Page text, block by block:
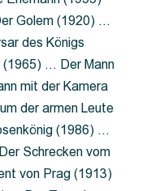
Golem (1920) …
des Königs
… Der Mann
mit der Kamera
der armen Leute
(1986) …
Schrecken vom
von Prag (1913)